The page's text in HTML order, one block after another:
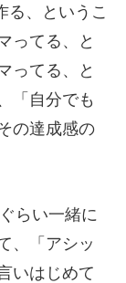
る、というこ
ってる、と
ってる、と
「自分でも
の達成感の
らい一緒に
、「アシッ
いはじめて